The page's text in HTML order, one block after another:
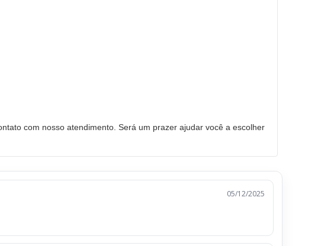
com nosso atendimento. Será um prazer ajudar você a escolher
05/12/2025